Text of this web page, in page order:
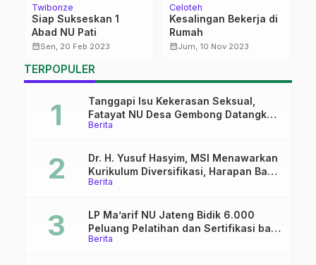
Twibonze
Siap Sukseskan 1
Abad NU Pati
calendar_monthSen, 20 Feb 2023
Celoteh
Kesalingan Bekerja di
Rumah
calendar_monthJum, 10 Nov 2023
TERPOPULER
Berita
Tanggapi Isu Kekerasan Seksual,
Fatayat NU Desa Gembong Datangkan
Aktifis HAM
Berita
Dr. H. Yusuf Hasyim, MSI Menawarkan
Kurikulum Diversifikasi, Harapan Baru
dalam dunia pendidikan
Berita
LP Ma’arif NU Jateng Bidik 6.000
Peluang Pelatihan dan Sertifikasi bagi
Lulusan SMK